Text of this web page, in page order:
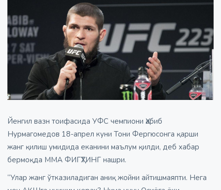
Йенгил вазн тоифасида УФC чемпиони Ҳабиб
Нурмагомедов 18-апрел куни Тони Фергюсонга қарши
жанг қилиш умидида еканини маълум қилди, деб хабар
бермоқда ММA ФИГҲТИНГ нашри.
“Улар жанг ўтказиладиган аниқ жойни айтишмаяпти. Нега